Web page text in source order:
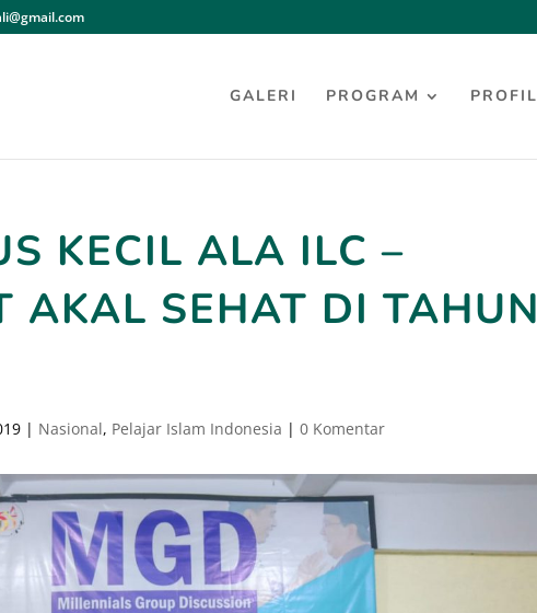
GALERI PROGRAM PROFIL
KECIL ALA ILC –
AKAL SEHAT DI TAHUN
| Nasional, Pelajar Islam Indonesia | 0 Komentar